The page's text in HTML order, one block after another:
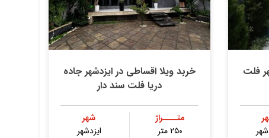
فلت
خربد ویلا اقساطی در ایزدشهر جاده
دریا فلت سند دار
متــــراژ
۲۵۰ متر
شهر
ایزدشهر